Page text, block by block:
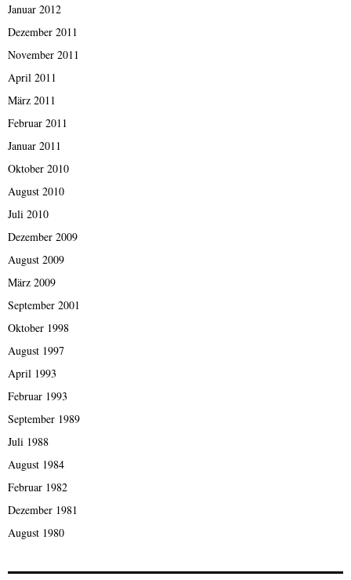
Januar 2012
Dezember 2011
November 2011
April 2011
März 2011
Februar 2011
Januar 2011
Oktober 2010
August 2010
Juli 2010
Dezember 2009
August 2009
März 2009
September 2001
Oktober 1998
August 1997
April 1993
Februar 1993
September 1989
Juli 1988
August 1984
Februar 1982
Dezember 1981
August 1980